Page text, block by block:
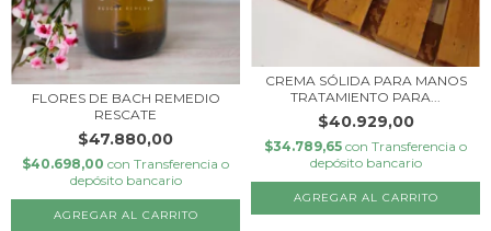
FLORES DE BACH REMEDIO
RESCATE
$47.880,00
$40.698,00 con Transferencia o
depósito bancario
CREMA SÓLIDA PARA MANOS
TRATAMIENTO PARA...
$40.929,00
$34.789,65 con Transferencia o
depósito bancario